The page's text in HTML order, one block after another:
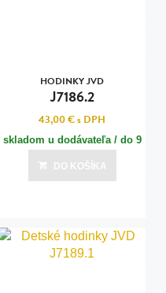
HODINKY JVD
J7186.2
43,00 €s DPH
skladom u dodávateľa / do 9
dní
Posledná aktualizácia dnes o 16:00
DO KOŠÍKA